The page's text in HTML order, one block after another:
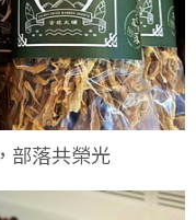
部落共榮光